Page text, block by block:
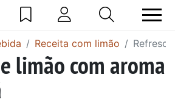
Receita com limão
limão com aroma